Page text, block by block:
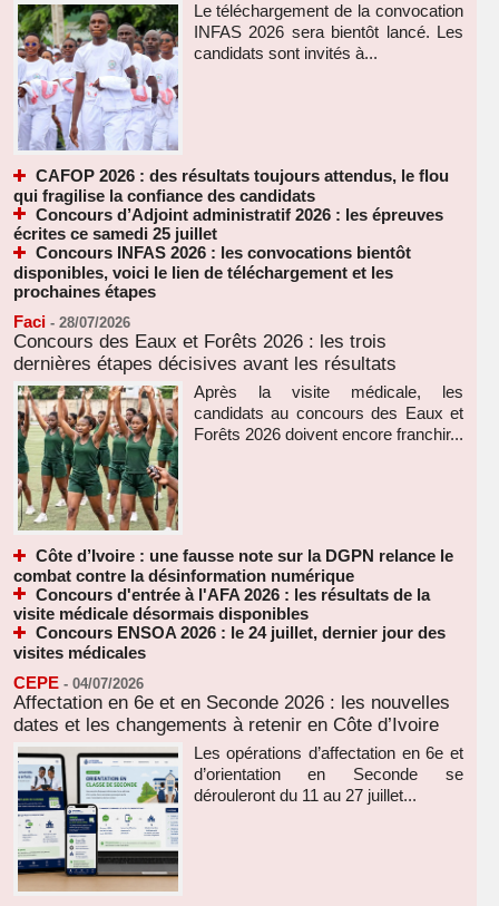
Le téléchargement de la convocation
INFAS 2026 sera bientôt lancé. Les
candidats sont invités à...
CAFOP 2026 : des résultats toujours attendus, le flou
qui fragilise la confiance des candidats
Concours d’Adjoint administratif 2026 : les épreuves
écrites ce samedi 25 juillet
Concours INFAS 2026 : les convocations bientôt
disponibles, voici le lien de téléchargement et les
prochaines étapes
Faci - 28/07/2026
Concours des Eaux et Forêts 2026 : les trois
dernières étapes décisives avant les résultats
Après la visite médicale, les
candidats au concours des Eaux et
Forêts 2026 doivent encore franchir...
Côte d’Ivoire : une fausse note sur la DGPN relance le
combat contre la désinformation numérique
Concours d'entrée à l'AFA 2026 : les résultats de la
visite médicale désormais disponibles
Concours ENSOA 2026 : le 24 juillet, dernier jour des
visites médicales
CEPE - 04/07/2026
Affectation en 6e et en Seconde 2026 : les nouvelles
dates et les changements à retenir en Côte d’Ivoire
Les opérations d’affectation en 6e et
d’orientation en Seconde se
dérouleront du 11 au 27 juillet...